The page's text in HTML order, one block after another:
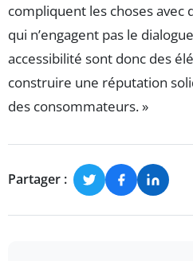
compliquent les choses avec
qui n’engagent pas le
accessibilité sont donc des
construire une réputation
des consommateurs. »
Partager :